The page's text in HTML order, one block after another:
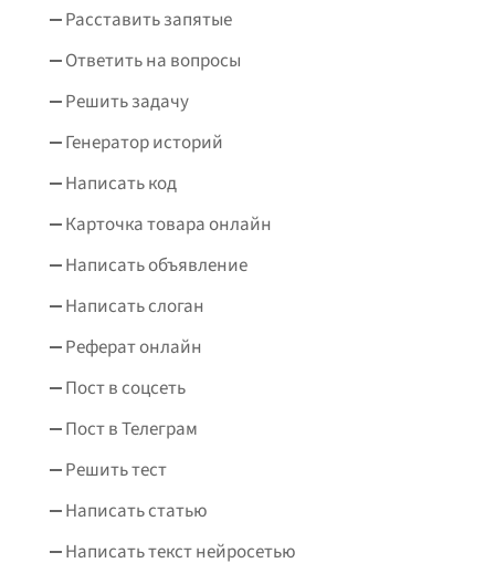
Расставить запятые
Ответить на вопросы
Решить задачу
Генератор историй
Написать код
Карточка товара онлайн
Написать объявление
Написать слоган
Реферат онлайн
Пост в соцсеть
Пост в Телеграм
Решить тест
Написать статью
Написать текст нейросетью